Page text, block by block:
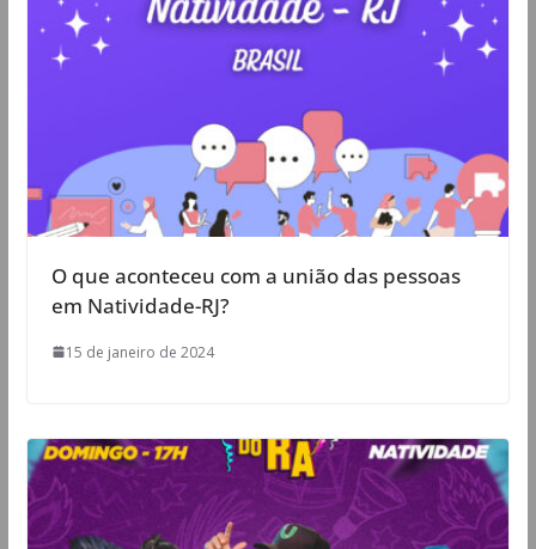
O que aconteceu com a união das pessoas
em Natividade-RJ?
15 de janeiro de 2024